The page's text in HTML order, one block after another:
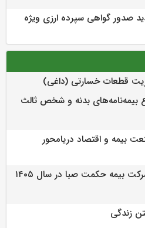
صدور گواهی سپرده ارزی ویژه
قطعات خسارتی (داغی)
بدنه و شخص ثالث
بیمه و اقتصاد دریامحور
پازل موفقیت شرکت بیمه حکمت صبا در سال ۱۴۰۵
زندگی